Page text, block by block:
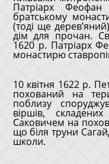
Патріарх
братському
(тоді ще
дім для прочан.
1620 р. Патріарх
монастирю
10 квітня 1622 р.
похований на
поблизу
віршів,
Саковичем на
що біля труни
школи.